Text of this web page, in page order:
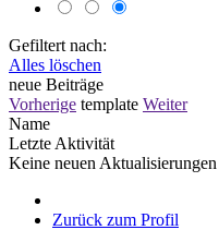
Gefiltert nach:
Alles löschen
neue Beiträge
Vorherige template Weiter
Name
Letzte Aktivität
Keine neuen
Zurück zum Profil